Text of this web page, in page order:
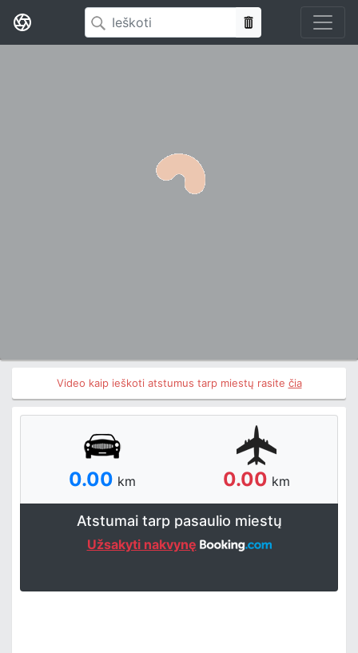
Video kaip ieškoti atstumus tarp miestų rasite čia
0.00 km 0.00 km
Atstumai tarp pasaulio miestų
Užsakyti nakvynę